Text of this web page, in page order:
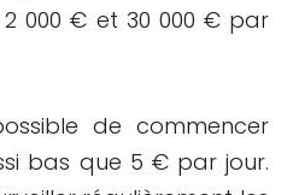
000 € et 30 000 € par
de commencer
bas que 5 € par jour.